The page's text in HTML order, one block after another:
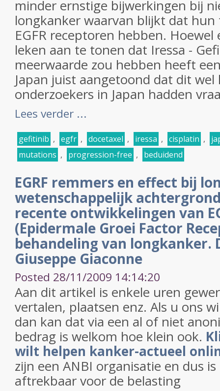
minder ernstige bijwerkingen bij
longkanker waarvan blijkt dat
EGFR receptoren hebben. Hoewel
leken aan te tonen dat Iressa -
meerwaarde zou hebben heeft
Japan juist aangetoond dat dit wel
onderzoekers in Japan hadden
Lees verder ...
gefitinib , egfr , docetaxel , iressa , cisplatin ,
mutations , progression-free , beduidend
EGRF remmers en effect bij
wetenschappelijk
recente ontwikkelingen van
(Epidermale Groei Factor
behandeling van longkanker.
Giuseppe Giaconne
Posted 28/11/2009 14:14:20
Aan dit artikel is enkele uren
vertalen, plaatsen enz. Als u ons
dan kan dat via een al of niet
bedrag is welkom hoe klein ook.
wilt helpen kanker-actueel
zijn een ANBI organisatie en dus
aftrekbaar voor de belasting